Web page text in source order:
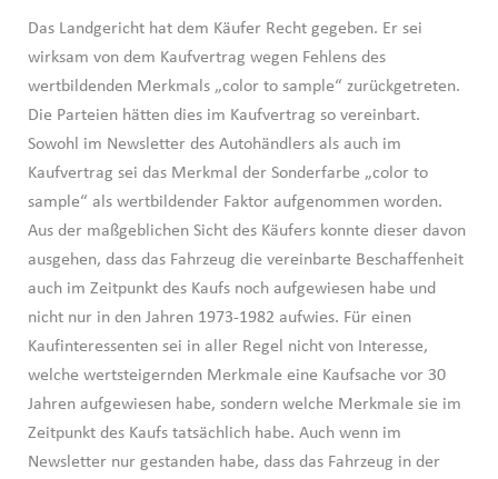
Das Landgericht hat dem Käufer Recht gegeben. Er sei
wirksam von dem Kaufvertrag wegen Fehlens des
wertbildenden Merkmals „color to sample“ zurückgetreten.
Die Parteien hätten dies im Kaufvertrag so vereinbart.
Sowohl im Newsletter des Autohändlers als auch im
Kaufvertrag sei das Merkmal der Sonderfarbe „color to
sample“ als wertbildender Faktor aufgenommen worden.
Aus der maßgeblichen Sicht des Käufers konnte dieser davon
ausgehen, dass das Fahrzeug die vereinbarte Beschaffenheit
auch im Zeitpunkt des Kaufs noch aufgewiesen habe und
nicht nur in den Jahren 1973-1982 aufwies. Für einen
Kaufinteressenten sei in aller Regel nicht von Interesse,
welche wertsteigernden Merkmale eine Kaufsache vor 30
Jahren aufgewiesen habe, sondern welche Merkmale sie im
Zeitpunkt des Kaufs tatsächlich habe. Auch wenn im
Newsletter nur gestanden habe, dass das Fahrzeug in der